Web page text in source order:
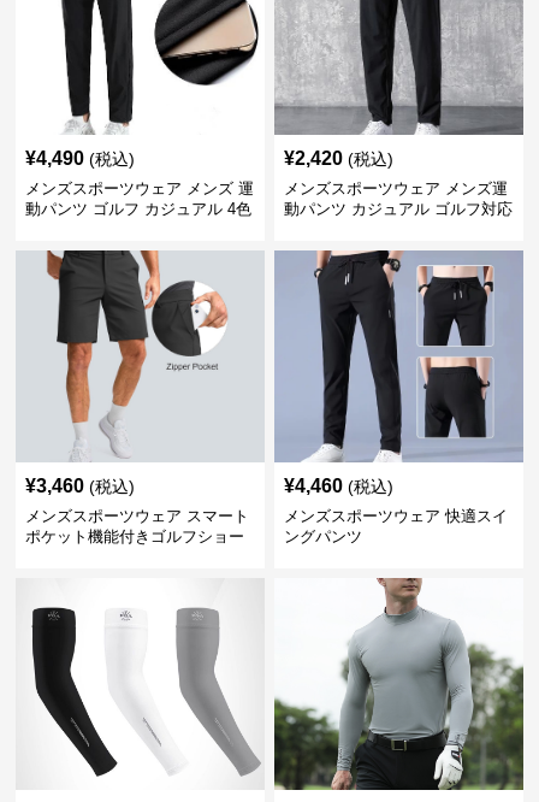
¥4,490 (税込)
メンズスポーツウェア メンズ 運
動パンツ ゴルフ カジュアル 4色
¥2,420 (税込)
メンズスポーツウェア メンズ運
動パンツ カジュアル ゴルフ対応
¥3,460 (税込)
メンズスポーツウェア スマート
ポケット機能付きゴルフショー
¥4,460 (税込)
メンズスポーツウェア 快適スイ
ングパンツ